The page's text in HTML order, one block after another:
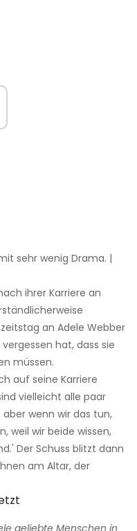
sehr wenig Drama. |
ihrer Karriere an
an Adele Webber
hat, dass sie
müssen.
auf seine Karriere
vielleicht alle paar
wenn wir das tun,
weil wir beide wissen,
Der Schuss blitzt dann
am Altar, der